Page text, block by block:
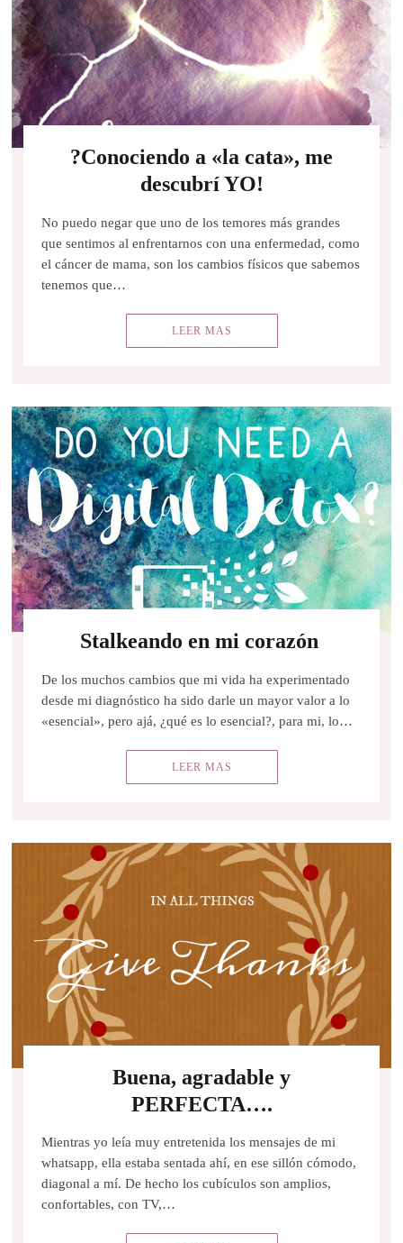
?Conociendo a «la cata», me
descubrí YO!
No puedo negar que uno de los temores más grandes
que sentimos al enfrentarnos con una enfermedad, como
el cáncer de mama, son los cambios físicos que sabemos
tenemos que…
LEER MAS
Stalkeando en mi corazón
De los muchos cambios que mi vida ha experimentado
desde mi diagnóstico ha sido darle un mayor valor a lo
«esencial», pero ajá, ¿qué es lo esencial?, para mi, lo…
LEER MAS
Buena, agradable y
PERFECTA….
Mientras yo leía muy entretenida los mensajes de mi
whatsapp, ella estaba sentada ahí, en ese sillón cómodo,
diagonal a mí. De hecho los cubículos son amplios,
confortables, con TV,…